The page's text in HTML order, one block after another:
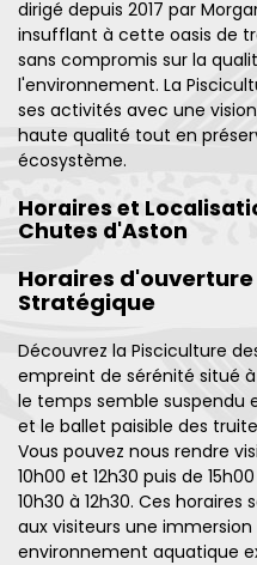
dirigé depuis 2017 par
insufflant à cette oasis de
sans compromis sur la
l'environnement. La
ses activités avec une
haute qualité tout en
écosystème.
Horaires et
Chutes d'Aston
Horaires
Stratégique
Découvrez la Pisciculture
empreint de sérénité situé
le temps semble suspendu
et le ballet paisible des
Vous pouvez nous rendre
10h00 et 12h30 puis de
10h30 à 12h30. Ces
aux visiteurs une
environnement aquatique